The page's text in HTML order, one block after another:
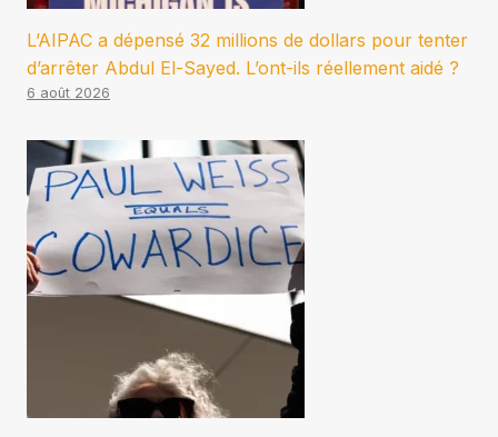
L’AIPAC a dépensé 32 millions de dollars pour tenter
d’arrêter Abdul El-Sayed. L’ont-ils réellement aidé ?
6 août 2026